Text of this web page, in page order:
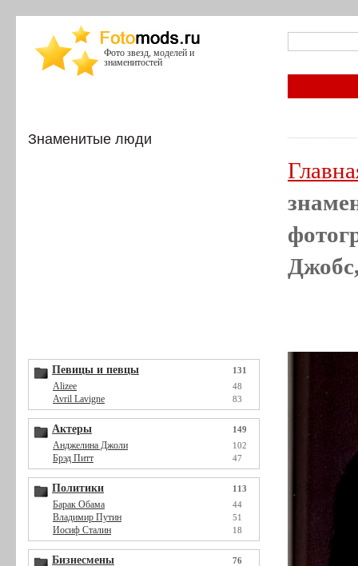
Фото звезд, моделей и
знаменитостей
Знаменитые люди
Певицы и певцы 131
Alizee 48
Avril Lavigne 83
Актеры 149
Анджелина Джоли 102
Брэд Питт 47
Политики 113
Барак Обама 44
Владимир Путин 51
Иосиф Сталин 18
Бизнесмены 76